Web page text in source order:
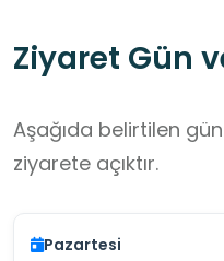
Ziyaret Gün
Aşağıda belirtilen
ziyarete açıktır.
Pazartesi